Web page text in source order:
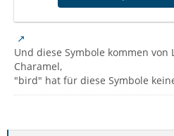
Und diese Symbole kommen
Charamel,
"bird" hat für diese Symbole